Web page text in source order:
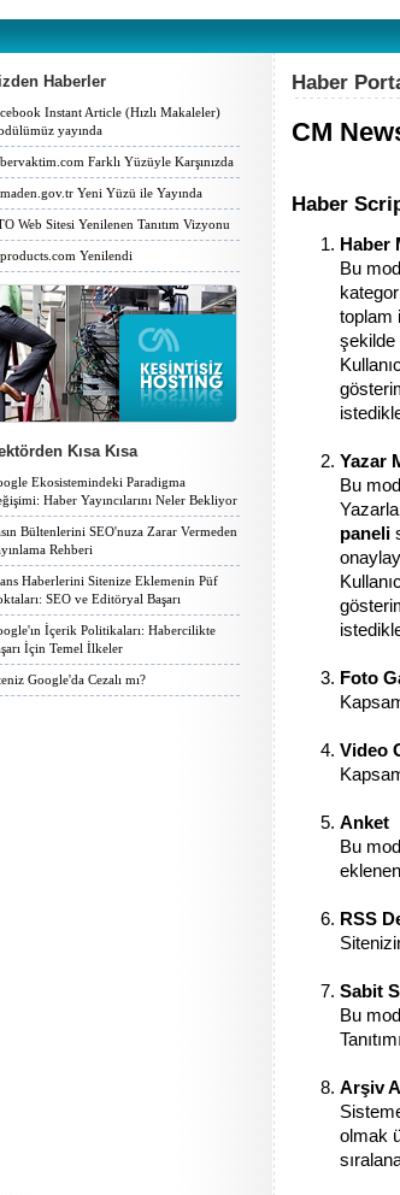
Haberler
Instant Article (Hızlı Makaleler)
yayında
Farklı Yüzüyle Karşınızda
Yeni Yüzü ile Yayında
Web Sitesi Yenilenen Tanıtım Vizyonu
Yenilendi
Kısa Kısa
Ekosistemindeki Paradigma
Haber Yayıncılarını Neler Bekliyor
Bültenlerini SEO'nuza Zarar Vermeden
Rehberi
Haberlerini Sitenize Eklemenin Püf
SEO ve Editöryal Başarı
İçerik Politikaları: Habercilikte
İçin Temel İlkeler
Google'da Cezalı mı?
Haber
CM
Haber
Haber
Bu
toplam
şekilde
Yazar
Bu
paneli
Foto
Video
Anket
Bu
RSS
Sabit
Bu
Arşiv
olmak